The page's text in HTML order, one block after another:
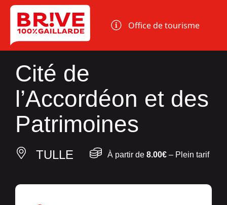
Panneau de gestion des cookies
Office de tourisme
Cité de
l’Accordéon et des
Patrimoines
TULLE À partir de 8.00€ – Plein tarif